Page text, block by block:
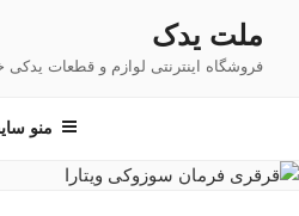
محتوا
ملت یدک
فروشگاه اینترنتی لوازم و قطعات یدکی
منو